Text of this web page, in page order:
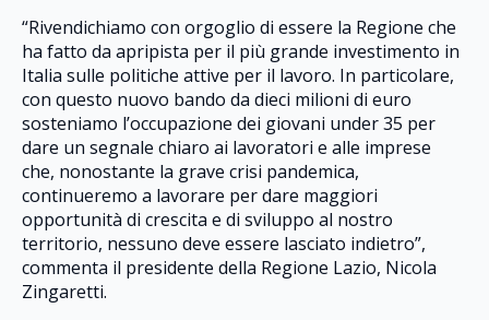
“Rivendichiamo con orgoglio di essere la Regione che
ha fatto da apripista per il più grande investimento in
Italia sulle politiche attive per il lavoro. In particolare,
con questo nuovo bando da dieci milioni di euro
sosteniamo l’occupazione dei giovani under 35 per
dare un segnale chiaro ai lavoratori e alle imprese
che, nonostante la grave crisi pandemica,
continueremo a lavorare per dare maggiori
opportunità di crescita e di sviluppo al nostro
territorio, nessuno deve essere lasciato indietro”,
commenta il presidente della Regione Lazio, Nicola
Zingaretti.